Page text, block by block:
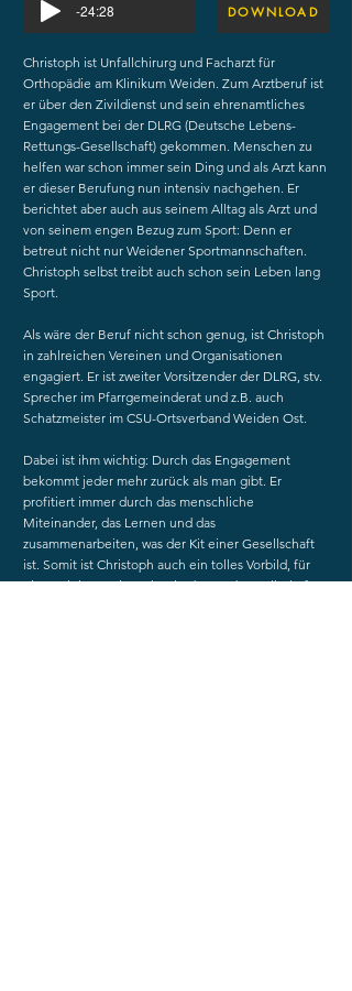
-24:28 DOWNLOAD
Christoph ist Unfallchirurg und Facharzt für
Orthopädie am Klinikum Weiden. Zum Arztberuf ist
er über den Zivildienst und sein ehrenamtliches
Engagement bei der DLRG (Deutsche Lebens-
Rettungs-Gesellschaft) gekommen. Menschen zu
helfen war schon immer sein Ding und als Arzt kann
er dieser Berufung nun intensiv nachgehen. Er
berichtet aber auch aus seinem Alltag als Arzt und
von seinem engen Bezug zum Sport: Denn er
betreut nicht nur Weidener Sportmannschaften.
Christoph selbst treibt auch schon sein Leben lang
Sport.
Als wäre der Beruf nicht schon genug, ist Christoph
in zahlreichen Vereinen und Organisationen
engagiert. Er ist zweiter Vorsitzender der DLRG, stv.
Sprecher im Pfarrgemeinderat und z.B. auch
Schatzmeister im CSU-Ortsverband Weiden Ost.
Dabei ist ihm wichtig: Durch das Engagement
bekommt jeder mehr zurück als man gibt. Er
profitiert immer durch das menschliche
Miteinander, das Lernen und das
zusammenarbeiten, was der Kit einer Gesellschaft
ist. Somit ist Christoph auch ein tolles Vorbild, für
einen aktiven Mitmacher in der Stadtgesellschaft.